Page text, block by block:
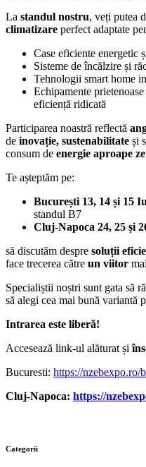
La standul nostru, veți putea
climatizare perfect adaptate
Case eficiente energetic
Sisteme de încălzire și
Tehnologii smart home
Echipamente
eficiență ridicată
Participarea noastră reflectă
de inovație, sustenabilitate și
consum de energie aproape
Te așteptăm pe:
București 13, 14 și 15
standul B7
Cluj-Napoca 24, 25 și
să discutăm despre soluții
face trecerea către un viitor mai
Specialiștii noștri sunt gata să
să alegi cea mai bună variantă
Intrarea este liberă!
Accesează link-ul alăturat și
Bucuresti: https://nzebexpo.ro/
Cluj-Napoca: https://
Categorii